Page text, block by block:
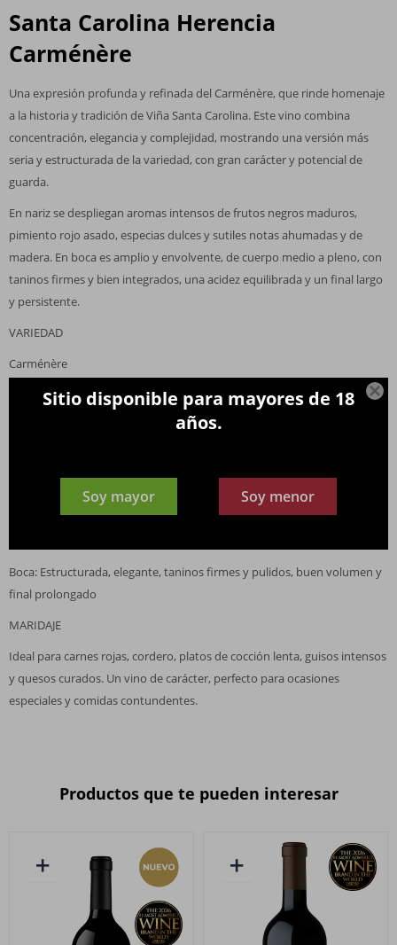

Sitio disponible para mayores de 18
años.
Soy mayor Soy menor
Santa Carolina Herencia
Carménère
Una expresión profunda y refinada del Carménère, que rinde homenaje
a la historia y tradición de Viña Santa Carolina. Este vino combina
concentración, elegancia y complejidad, mostrando una versión más
seria y estructurada de la variedad, con gran carácter y potencial de
guarda.
En nariz se despliegan aromas intensos de frutos negros maduros,
pimiento rojo asado, especias dulces y sutiles notas ahumadas y de
madera. En boca es amplio y envolvente, de cuerpo medio a pleno, con
taninos firmes y bien integrados, una acidez equilibrada y un final largo
y persistente.
VARIEDAD
Carménère
ORIGEN
Color: Rojo profundo con reflejos violáceos
Aroma: Frutos negros maduros, pimiento rojo asado, especias dulces y
Boca: Estructurada, elegante, taninos firmes y pulidos, buen volumen y
final prolongado
MARIDAJE
Ideal para carnes rojas, cordero, platos de cocción lenta, guisos intensos
y quesos curados. Un vino de carácter, perfecto para ocasiones
especiales y comidas contundentes.
Productos que te pueden interesar